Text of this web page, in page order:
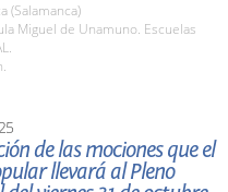
(Salamanca)
Miguel de Unamuno. Escuelas
de las mociones que el
llevará al Pleno